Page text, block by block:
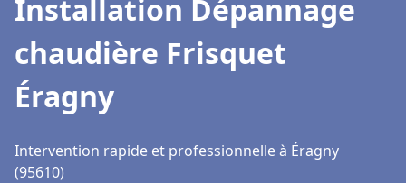
Installation Dépannage
chaudière Frisquet
Éragny
Intervention rapide et professionnelle à Éragny
(95610)